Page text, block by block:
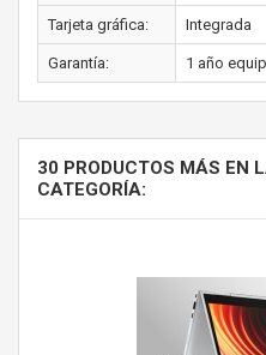
Tarjeta gráfica: Integrada
Garantía: 1 año
30 PRODUCTOS MÁS EN
CATEGORÍA: